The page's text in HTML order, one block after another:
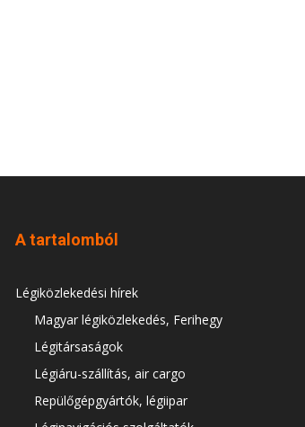
A tartalomból
Légiközlekedési hírek
Magyar légiközlekedés, Ferihegy
Légitársaságok
Légiáru-szállítás, air cargo
Repülőgépgyártók, légiipar